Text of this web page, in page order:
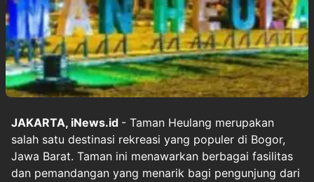
JAKARTA, iNews.id - Taman Heulang merupakan
salah satu destinasi rekreasi yang populer di Bogor,
Jawa Barat. Taman ini menawarkan berbagai fasilitas
dan pemandangan yang menarik bagi pengunjung dari